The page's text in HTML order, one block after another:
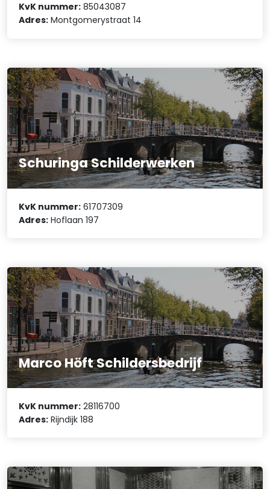
KvK nummer: 85043087
Adres: Montgomerystraat 14
Schuringa Schilderwerken
KvK nummer: 61707309
Adres: Hoflaan 197
Marco Höft Schildersbedrijf
KvK nummer: 28116700
Adres: Rijndijk 188